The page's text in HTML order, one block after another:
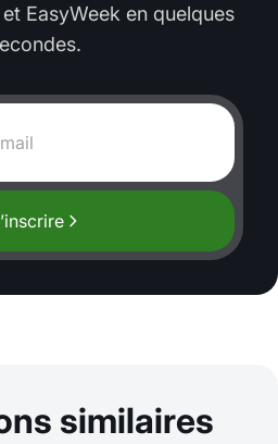
EasyWeek en quelques
similaires